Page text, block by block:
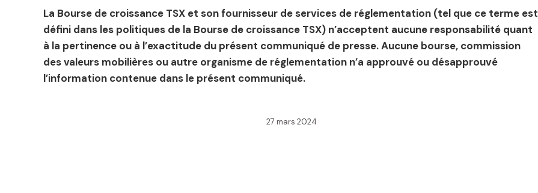
La Bourse de croissance TSX et son fournisseur de services de réglementation (tel que ce terme est
défini dans les politiques de la Bourse de croissance TSX) n’acceptent aucune responsabilité quant
à la pertinence ou à l’exactitude du présent communiqué de presse. Aucune bourse, commission
des valeurs mobilières ou autre organisme de réglementation n’a approuvé ou désapprouvé
l’information contenue dans le présent communiqué.
27 mars 2024